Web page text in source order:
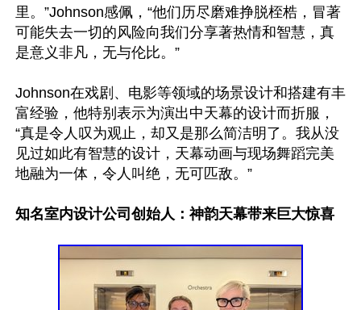
里。”Johnson感佩，“他们历尽磨难挣脱桎梏，冒著
可能失去一切的风险向我们分享著热情和智慧，真
是意义非凡，无与伦比。”
Johnson在戏剧、电影等领域的场景设计和搭建有丰
富经验，他特别表示为演出中天幕的设计而折服，
“真是令人叹为观止，却又是那么简洁明了。我从没
见过如此有智慧的设计，天幕动画与现场舞蹈完美
地融为一体，令人叫绝，无可匹敌。”
知名室内设计公司创始人：神韵天幕带来巨大惊喜